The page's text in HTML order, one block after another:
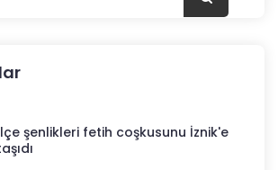
şenlikleri fetih coşkusunu İznik'e